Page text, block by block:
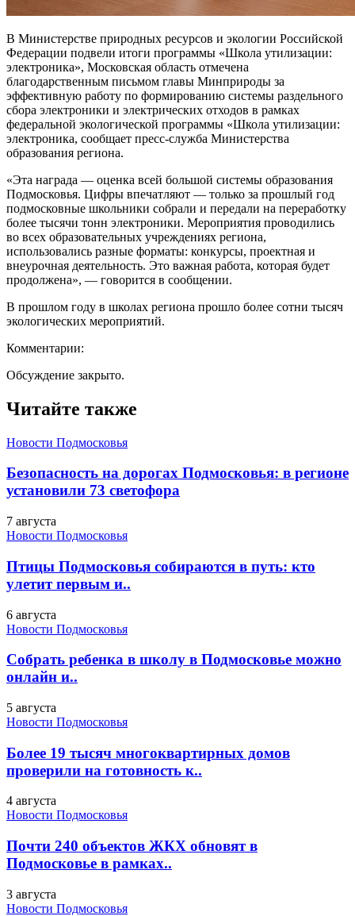
В Министерстве природных ресурсов и экологии Российской
Федерации подвели итоги программы «Школа утилизации:
электроника», Московская область отмечена
благодарственным письмом главы Минприроды за
эффективную работу по формированию системы раздельного
сбора электроники и электрических отходов в рамках
федеральной экологической программы «Школа утилизации:
электроника, сообщает пресс-служба Министерства
образования региона.
«Эта награда — оценка всей большой системы образования
Подмосковья. Цифры впечатляют — только за прошлый год
подмосковные школьники собрали и передали на переработку
более тысячи тонн электроники. Мероприятия проводились
во всех образовательных учреждениях региона,
использовались разные форматы: конкурсы, проектная и
внеурочная деятельность. Это важная работа, которая будет
продолжена», — говорится в сообщении.
В прошлом году в школах региона прошло более сотни тысяч
экологических мероприятий.
Комментарии:
Обсуждение закрыто.
Читайте также
Новости Подмосковья
Безопасность на дорогах Подмосковья: в регионе
установили 73 светофора
7 августа
Новости Подмосковья
Птицы Подмосковья собираются в путь: кто
улетит первым и..
6 августа
Новости Подмосковья
Собрать ребенка в школу в Подмосковье можно
онлайн и..
5 августа
Новости Подмосковья
Более 19 тысяч многоквартирных домов
проверили на готовность к..
4 августа
Новости Подмосковья
Почти 240 объектов ЖКХ обновят в
Подмосковье в рамках..
3 августа
Новости Подмосковья